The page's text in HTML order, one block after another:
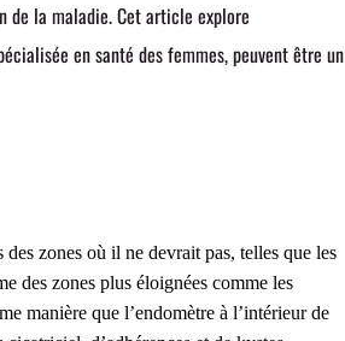
de la maladie. Cet article explore
en santé des femmes, peuvent être un
zones où il ne devrait pas, telles que les
des zones plus éloignées comme les
manière que l’endomètre à l’intérieur de